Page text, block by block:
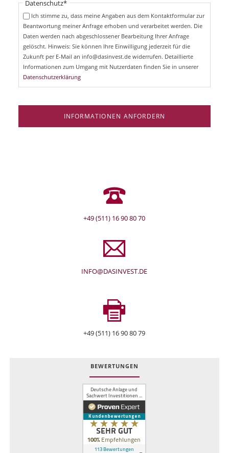
f
Pflichtfeld
Datenschutz*
Ich stimme zu, dass meine Angaben aus dem Kontaktformular zur
Beantwortung meiner Anfrage erhoben und verarbeitet werden. Die
Daten werden nach abgeschlossener Bearbeitung Ihrer Anfrage
gelöscht. Hinweis: Sie können Ihre Einwilligung jederzeit für die
Zukunft per E-Mail an info@dasinvest.de widerrufen. Detaillierte
Informationen zum Umgang mit Nutzerdaten finden Sie in unserer
Datenschutzerklärung
INFORMATIONEN ANFORDERN
+49 (511) 16 90 80 70
INFO@DASINVEST.DE
+49 (511) 16 90 80 79
BEWERTUNGEN